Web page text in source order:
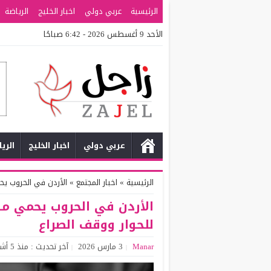
الرئيسية عربي دولي اخبار الخليج
الرياضة
الأحد 9 أغسطس 2026 - 6:42 صباحًا
عربي دولي اخبار الخليج
الرئيسية » اخبار المجتمع » الأردن في الحروب
الأردن في الحروب يحمي
للحوار ووقف الصراع
Manar 3 مارس 2026 آخر تحديث : منذ 5 أشهر